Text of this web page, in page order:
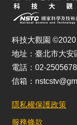
科技大觀園
地址：臺北市大安
電話：02-
信箱：
隱私權保護政策
服務條款